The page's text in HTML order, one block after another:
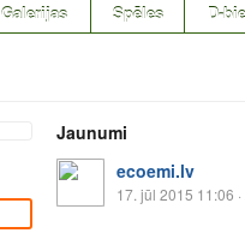
Galerijas Spēles D-
Jaunumi
ecoemi.lv
17. jūl 2015 11:06